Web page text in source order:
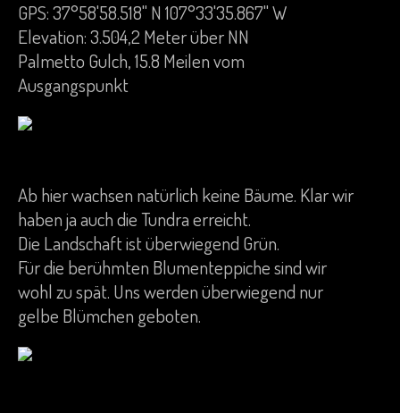
GPS: 37°58'58.518" N 107°33'35.867" W
Elevation: 3.504,2 Meter über NN
Palmetto Gulch, 15.8 Meilen vom
Ausgangspunkt
Ab hier wachsen natürlich keine Bäume. Klar wir
haben ja auch die Tundra erreicht.
Die Landschaft ist überwiegend Grün.
Für die berühmten Blumenteppiche sind wir
wohl zu spät. Uns werden überwiegend nur
gelbe Blümchen geboten.